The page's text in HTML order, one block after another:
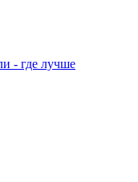
- где лучше